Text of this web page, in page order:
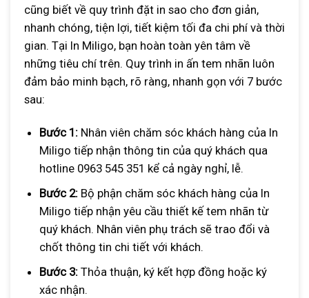
cũng biết về quy trình đặt in sao cho đơn giản,
nhanh chóng, tiện lợi, tiết kiệm tối đa chi phí và thời
gian. Tại In Miligo, bạn hoàn toàn yên tâm về
những tiêu chí trên. Quy trình in ấn tem nhãn luôn
đảm bảo minh bạch, rõ ràng, nhanh gọn với 7 bước
sau:
Bước 1:Nhân viên chăm sóc khách hàng của In
Miligo tiếp nhận thông tin của quý khách qua
hotline 0963 545 351 kể cả ngày nghỉ, lễ.
Bước 2:Bộ phận chăm sóc khách hàng của In
Miligo tiếp nhận yêu cầu thiết kế tem nhãn từ
quý khách. Nhân viên phụ trách sẽ trao đổi và
chốt thông tin chi tiết với khách.
Bước 3:Thỏa thuận, ký kết hợp đồng hoặc ký
xác nhận.